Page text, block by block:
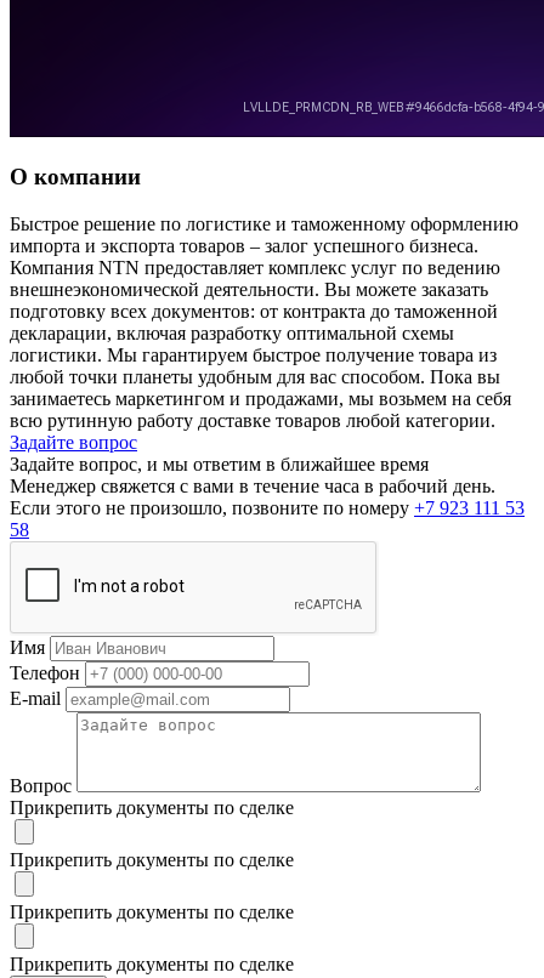
О компании
Быстрое решение по логистике и таможенному оформлению
импорта и экспорта товаров – залог успешного бизнеса.
Компания NTN предоставляет комплекс услуг по ведению
внешнеэкономической деятельности. Вы можете заказать
подготовку всех документов: от контракта до таможенной
декларации, включая разработку оптимальной схемы
логистики. Мы гарантируем быстрое получение товара из
любой точки планеты удобным для вас способом. Пока вы
занимаетесь маркетингом и продажами, мы возьмем на себя
всю рутинную работу доставке товаров любой категории.
Задайте вопрос
Задайте вопрос, и мы ответим в ближайшее время
Менеджер свяжется с вами в течение часа в рабочий день.
Если этого не произошло, позвоните по номеру +7 923 111 53
58
Имя
Телефон
E-mail
Вопрос
Прикрепить документы по сделке
Прикрепить документы по сделке
Прикрепить документы по сделке
Прикрепить документы по сделке